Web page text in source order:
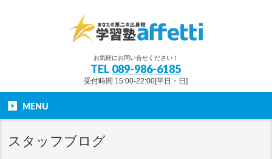
お気軽にお問い合せください！
TEL 089-986-6185
受付時間 15:00-22:00[平日・日]
MENU
スタッフブログ